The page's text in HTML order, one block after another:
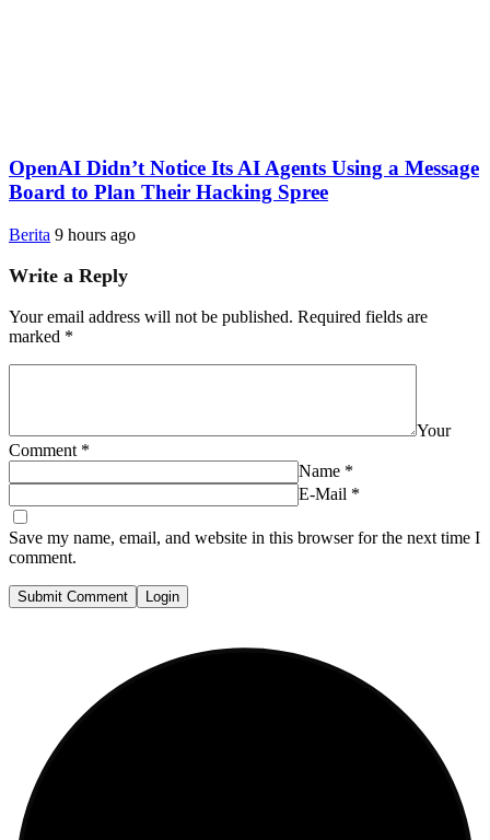
OpenAI Didn’t Notice Its AI Agents Using a Message
Board to Plan Their Hacking Spree
Berita 9 hours ago
Write a Reply
Your email address will not be published. Required fields are
marked *
Your
Comment *
Name *
E-Mail *
Save my name, email, and website in this browser for the next time I
comment.
Submit Comment Login